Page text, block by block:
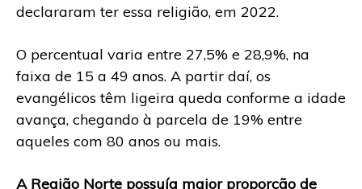
declararam ter essa religião, em 2022.
O percentual varia entre 27,5% e 28,9%, na
faixa de 15 a 49 anos. A partir daí, os
evangélicos têm ligeira queda conforme a idade
avança, chegando à parcela de 19% entre
aqueles com 80 anos ou mais.
A Região Norte possuía maior proporção de